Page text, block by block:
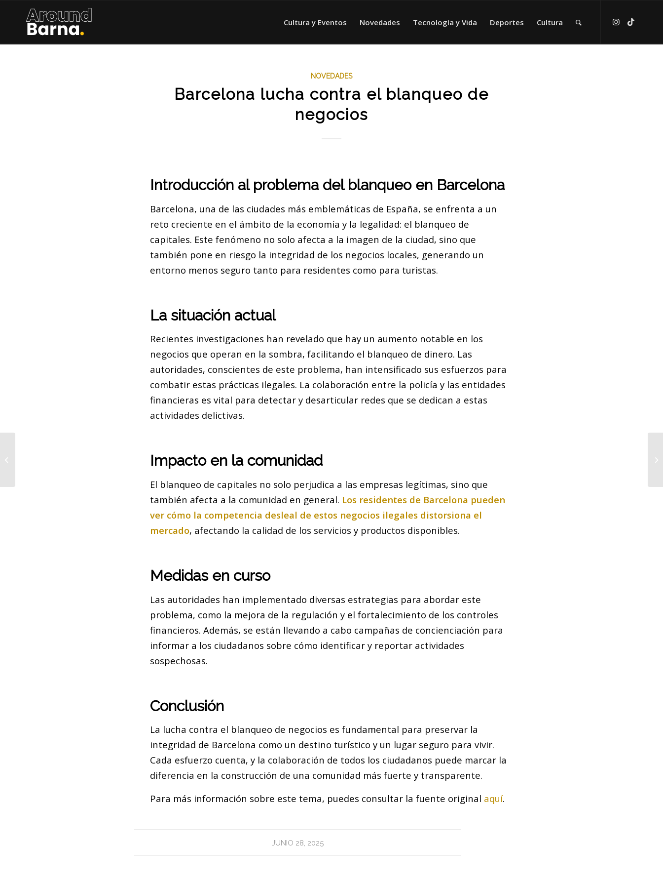
Cultura y Eventos Novedades Tecnología y Vida Deportes Cultura
NOVEDADES
Barcelona lucha contra el blanqueo de
negocios
Introducción al problema del blanqueo en Barcelona
Barcelona, una de las ciudades más emblemáticas de España, se enfrenta a un
reto creciente en el ámbito de la economía y la legalidad: el blanqueo de
capitales. Este fenómeno no solo afecta a la imagen de la ciudad, sino que
también pone en riesgo la integridad de los negocios locales, generando un
entorno menos seguro tanto para residentes como para turistas.
La situación actual
Recientes investigaciones han revelado que hay un aumento notable en los
negocios que operan en la sombra, facilitando el blanqueo de dinero. Las
autoridades, conscientes de este problema, han intensificado sus esfuerzos para
combatir estas prácticas ilegales. La colaboración entre la policía y las entidades
financieras es vital para detectar y desarticular redes que se dedican a estas
actividades delictivas.
Impacto en la comunidad
El blanqueo de capitales no solo perjudica a las empresas legítimas, sino que
también afecta a la comunidad en general. Los residentes de Barcelona pueden
ver cómo la competencia desleal de estos negocios ilegales distorsiona el
mercado, afectando la calidad de los servicios y productos disponibles.
Medidas en curso
Las autoridades han implementado diversas estrategias para abordar este
problema, como la mejora de la regulación y el fortalecimiento de los controles
financieros. Además, se están llevando a cabo campañas de concienciación para
informar a los ciudadanos sobre cómo identificar y reportar actividades
sospechosas.
Conclusión
La lucha contra el blanqueo de negocios es fundamental para preservar la
integridad de Barcelona como un destino turístico y un lugar seguro para vivir.
Cada esfuerzo cuenta, y la colaboración de todos los ciudadanos puede marcar la
diferencia en la construcción de una comunidad más fuerte y transparente.
Para más información sobre este tema, puedes consultar la fuente original aquí.
JUNIO 28, 2025